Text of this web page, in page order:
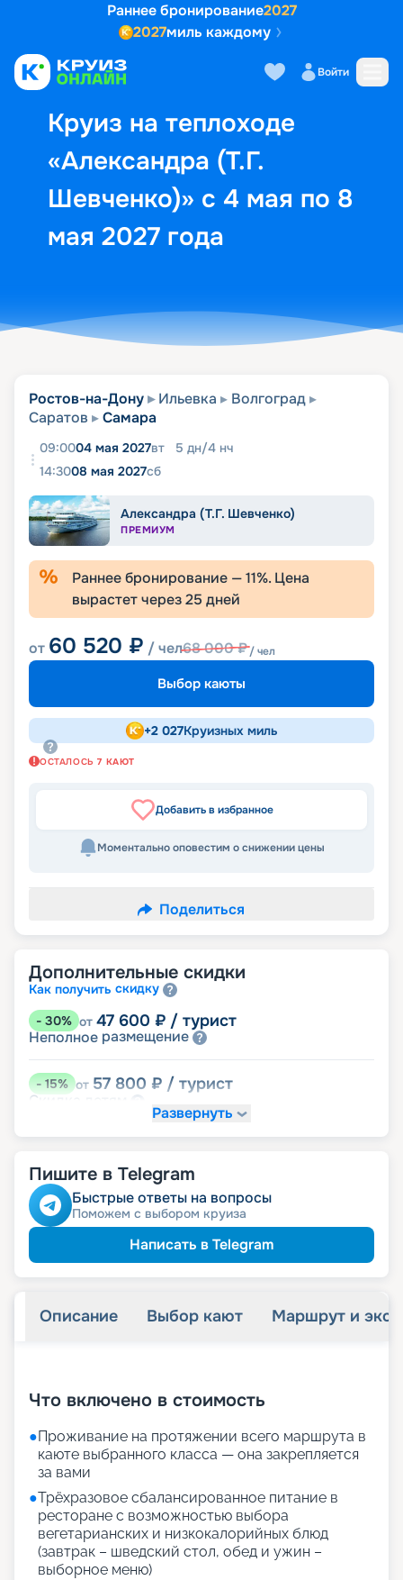
Раннее бронирование2027
2027миль каждому
Войти
Круиз на теплоходе
«Александра (Т.Г.
Шевченко)» с 4 мая по 8
мая 2027 года
Выбор кают Маршрут и
Ростов-на-Дону Ильевка
Волгоград
Саратов
Самара
09:0004 мая 2027вт 5 дн/4 нч
14:3008 мая 2027сб
Александра (Т.Г. Шевченко)
ПРЕМИУМ
Раннее бронирование —11%. Цена
вырастет через25 дней
от 60 520 ₽ / чел68 000₽/ чел
Выбор каюты
+2 027Круизных миль
ОСТАЛОСЬ 7 КАЮТ
Добавить в избранное
Моментально оповестим о снижении цены
Поделиться
Дополнительные скидки
Как получить скидку
- 30% от 47 600 ₽ / турист
Неполное размещение
-15% от 57 800 ₽ / турист
Скидка
Скидка сотрудникам силовых
Скидкапенсионерам
Скидкаветеранам
Скидка многодетнымсемьям
Развернуть
Пишите в Telegram
Быстрые ответы на вопросы
Поможем с выбором круиза
Написать в Telegram
Описание Выбор кают Маршрут и
Что включено в стоимость
●Проживание на протяжении всего маршрута в
каюте выбранного класса — она закрепляется
за вами
●Трёхразовое сбалансированное питание в
ресторане с возможностью выбора
вегетарианских и низкокалорийных блюд
(завтрак – шведский стол, обед и ужин –
выборное меню)